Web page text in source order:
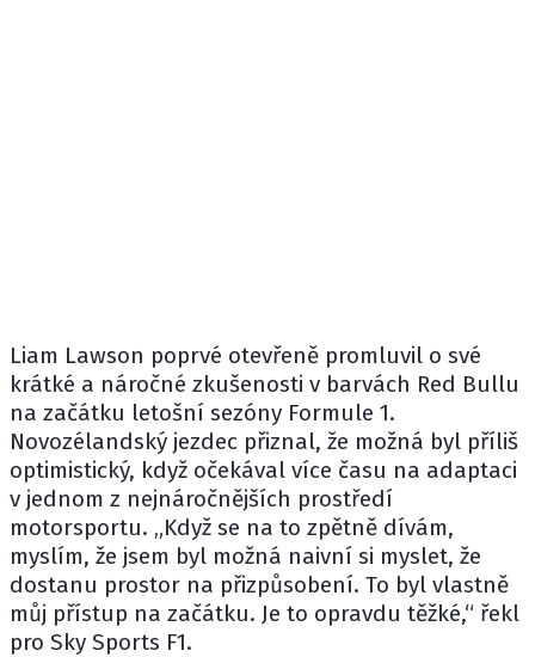
Liam Lawson poprvé otevřeně promluvil o své
krátké a náročné zkušenosti v barvách Red Bullu
na začátku letošní sezóny Formule 1.
Novozélandský jezdec přiznal, že možná byl příliš
optimistický, když očekával více času na adaptaci
v jednom z nejnáročnějších prostředí
motorsportu. „Když se na to zpětně dívám,
myslím, že jsem byl možná naivní si myslet, že
dostanu prostor na přizpůsobení. To byl vlastně
můj přístup na začátku. Je to opravdu těžké,“ řekl
pro Sky Sports F1.